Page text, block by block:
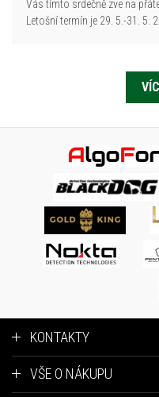
Vás tímto srdečně zve na
Letošní termín je 29. 5.-31. 5.
KONTAKTY
VŠE O NÁKUPU